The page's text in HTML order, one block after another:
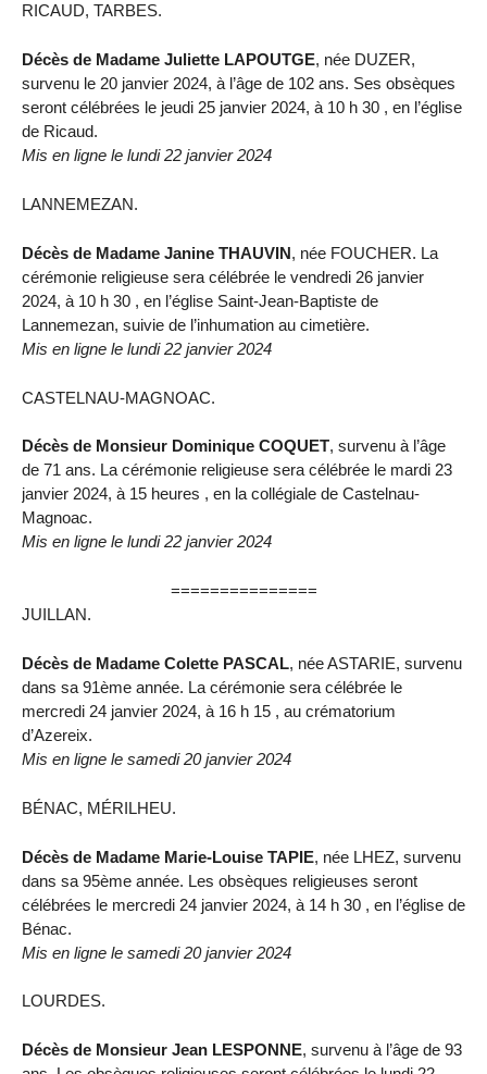
RICAUD, TARBES.
Décès de Madame Juliette LAPOUTGE, née DUZER,
survenu le 20 janvier 2024, à l’âge de 102 ans. Ses obsèques
seront célébrées le jeudi 25 janvier 2024, à 10 h 30 , en l’église
de Ricaud.
Mis en ligne le lundi 22 janvier 2024
LANNEMEZAN.
Décès de Madame Janine THAUVIN, née FOUCHER. La
cérémonie religieuse sera célébrée le vendredi 26 janvier
2024, à 10 h 30 , en l’église Saint-Jean-Baptiste de
Lannemezan, suivie de l’inhumation au cimetière.
Mis en ligne le lundi 22 janvier 2024
CASTELNAU-MAGNOAC.
Décès de Monsieur Dominique COQUET, survenu à l’âge
de 71 ans. La cérémonie religieuse sera célébrée le mardi 23
janvier 2024, à 15 heures , en la collégiale de Castelnau-
Magnoac.
Mis en ligne le lundi 22 janvier 2024
===============
JUILLAN.
Décès de Madame Colette PASCAL, née ASTARIE, survenu
dans sa 91ème année. La cérémonie sera célébrée le
mercredi 24 janvier 2024, à 16 h 15 , au crématorium
d’Azereix.
Mis en ligne le samedi 20 janvier 2024
BÉNAC, MÉRILHEU.
Décès de Madame Marie-Louise TAPIE, née LHEZ, survenu
dans sa 95ème année. Les obsèques religieuses seront
célébrées le mercredi 24 janvier 2024, à 14 h 30 , en l’église de
Bénac.
Mis en ligne le samedi 20 janvier 2024
LOURDES.
Décès de Monsieur Jean LESPONNE, survenu à l’âge de 93